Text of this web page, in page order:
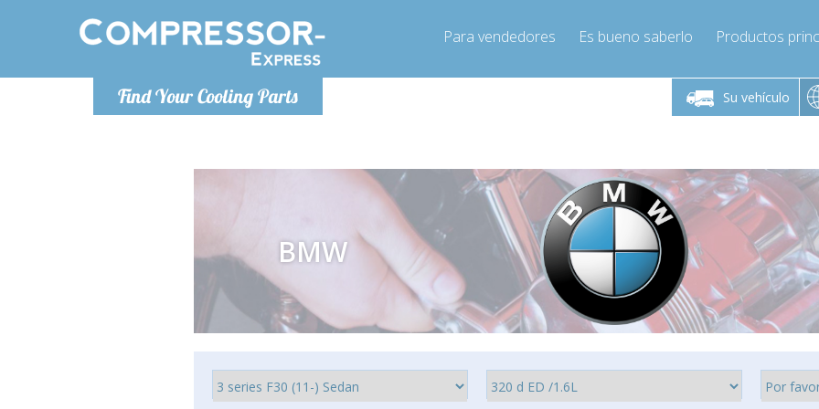
Find Your Cooling Parts
Para vendedores Es bueno saberlo Productos
Su vehículo
De lunes a viernes de 9:00 a De lunes a viernes de 9:00 a
16:00
Info@compressor-express.es
De lunes a
BMW